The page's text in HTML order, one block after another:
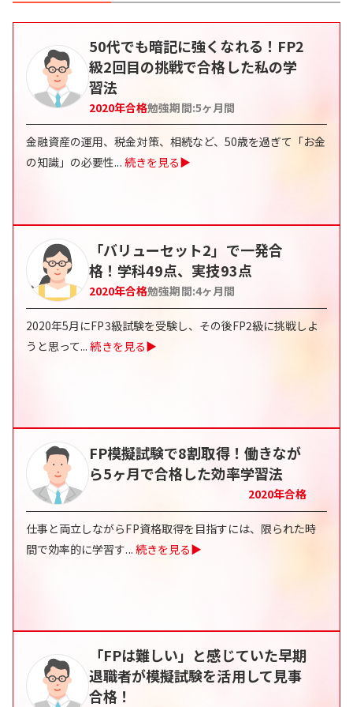
50代でも暗記に強くなれる！FP2
級2回目の挑戦で合格した私の学
習法
2020年合格勉強期間:5ヶ月間
金融資産の運用、税金対策、相続など、50歳を過ぎて「お金
の知識」の必要性... 続きを見る▶
「バリューセット2」で一発合
格！学科49点、実技93点
2020年合格勉強期間:4ヶ月間
2020年5月にFP3級試験を受験し、その後FP2級に挑戦しよ
うと思って... 続きを見る▶
FP模擬試験で8割取得！働きなが
ら5ヶ月で合格した効率学習法
2020年合格
仕事と両立しながらFP資格取得を目指すには、限られた時
間で効率的に学習す... 続きを見る▶
「FPは難しい」と感じていた早期
退職者が模擬試験を活用して見事
合格！